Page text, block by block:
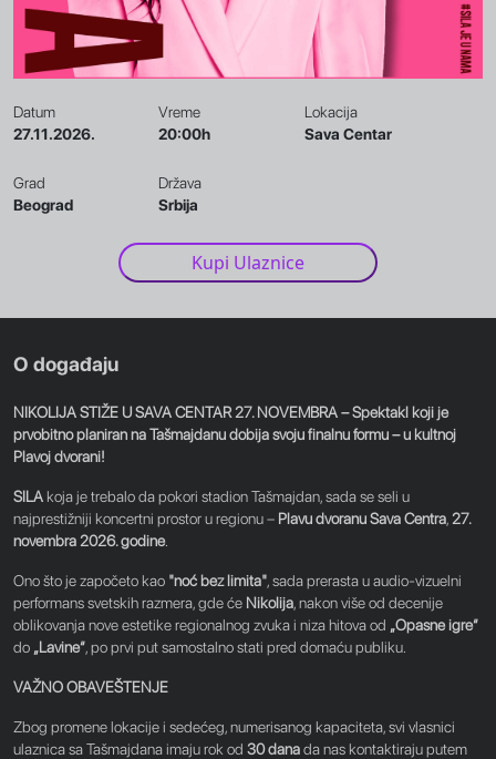
Datum
27.11.2026.
Vreme
20:00h
Lokacija
Sava Centar
Grad
Beograd
Država
Srbija
Kupi Ulaznice
O događaju
NIKOLIJA STIŽE U SAVA CENTAR 27. NOVEMBRA – Spektakl koji je
prvobitno planiran na Tašmajdanu dobija svoju finalnu formu – u kultnoj
Plavoj dvorani!
SILA koja je trebalo da pokori stadion Tašmajdan, sada se seli u
najprestižniji koncertni prostor u regionu – Plavu dvoranu Sava Centra,27.
novembra 2026. godine.
Ono što je započeto kao "noć bez limita", sada prerasta u audio-vizuelni
performans svetskih razmera, gde će Nikolija, nakon više od decenije
oblikovanja nove estetike regionalnog zvuka i niza hitova od „Opasne igre“
do „Lavine“, po prvi put samostalno stati pred domaću publiku.
VAŽNO OBAVEŠTENJE
Zbog promene lokacije i sedećeg, numerisanog kapaciteta, svi vlasnici
ulaznica sa Tašmajdana imaju rok od 30 danada nas kontaktiraju putem